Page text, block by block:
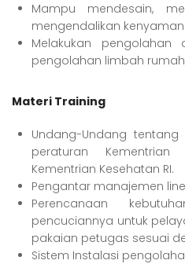
Mampu mendesain,
mengendalikan
Melakukan pengolahan
pengolahan limbah
Materi Training
Undang-Undang
peraturan
Kementrian Kesehatan RI.
Pengantar manajemen
Perencanaan
pencuciannya untuk
pakaian petugas sesuai
Sistem Instalasi